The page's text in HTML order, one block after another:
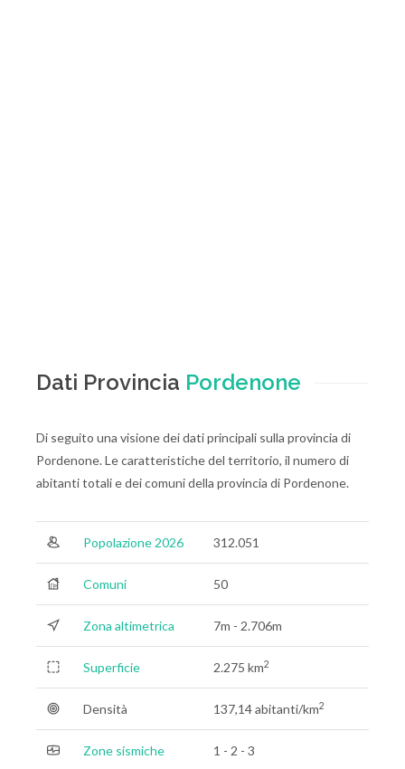
Dati Provincia Pordenone
Di seguito una visione dei dati principali sulla provincia di
Pordenone. Le caratteristiche del territorio, il numero di
abitanti totali e dei comuni della provincia di Pordenone.
Popolazione 2026 312.051
Comuni 50
Zona altimetrica 7m - 2.706m
Superficie 2.275 km2
Densità 137,14 abitanti/km2
Zone sismiche 1 - 2 - 3